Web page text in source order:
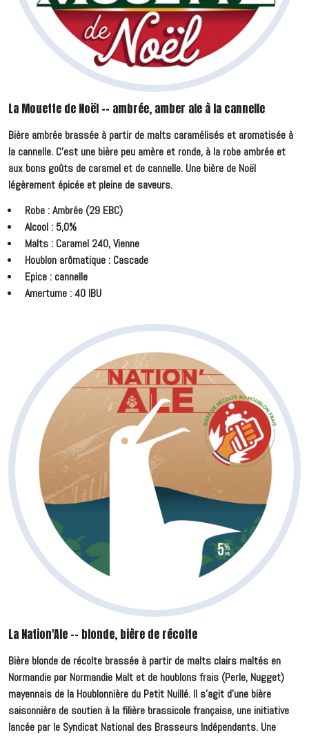
La Mouette de Noël -- ambrée, amber ale à la cannelle
Bière ambrée brassée à partir de malts caramélisés et aromatisée à
la cannelle. C'est une bière peu amère et ronde, à la robe ambrée et
aux bons goûts de caramel et de cannelle. Une bière de Noël
légèrement épicée et pleine de saveurs.
Robe : Ambrée (29 EBC)
Alcool : 5,0%
Malts : Caramel 240, Vienne
Houblon arômatique : Cascade
Epice : cannelle
Amertume : 40 IBU
La Nation'Ale -- blonde, bière de récolte
Bière blonde de récolte brassée à partir de malts clairs maltés en
Normandie par Normandie Malt et de houblons frais (Perle, Nugget)
mayennais de la Houblonnière du Petit Nuillé. Il s'agit d'une bière
saisonnière de soutien à la filière brassicole française, une initiative
lancée par le Syndicat National des Brasseurs Indépendants. Une